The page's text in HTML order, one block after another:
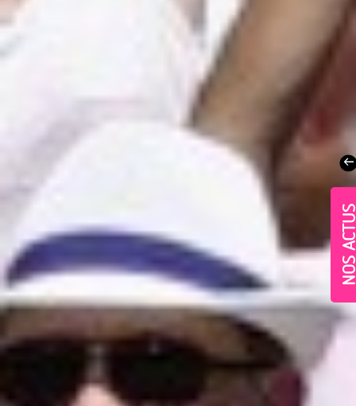
NOS
Village-Neuf - Appartements neufs résidence